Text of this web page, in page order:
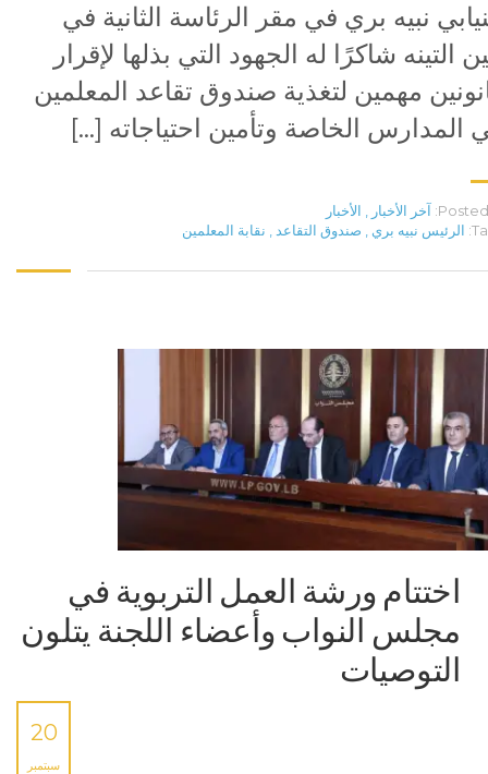
نبيه بري في مقر الرئاسة الثانية في
التينه شاكرًا له الجهود التي بذلها لإقرار
مهمين لتغذية صندوق تقاعد المعلمين
المدارس الخاصة وتأمين احتياجاته […]
Posted آخر الأخبار , الأخبار
الرئيس نبيه بري , صندوق التقاعد, نقابة المعلمين
اختتام ورشة العمل التربوية في
مجلس النواب وأعضاء اللجنة يتلون
التوصيات
20
سبتمبر